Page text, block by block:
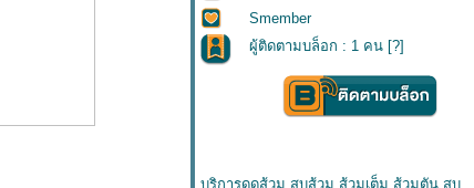
Smember
ผู้ติดตามบล็อก : 1 คน [?]
บริการดูดส้วม สูบส้วม ส้วมเต็ม ส้วมตัน สูบ